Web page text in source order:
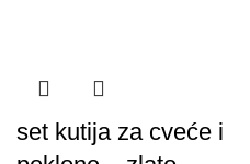
set kutija za cveće i